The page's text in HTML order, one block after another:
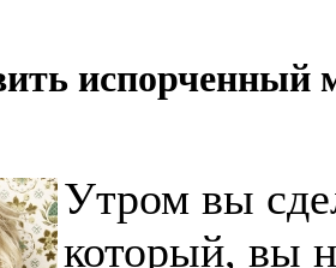
испорченный
Утром вы
который, вы